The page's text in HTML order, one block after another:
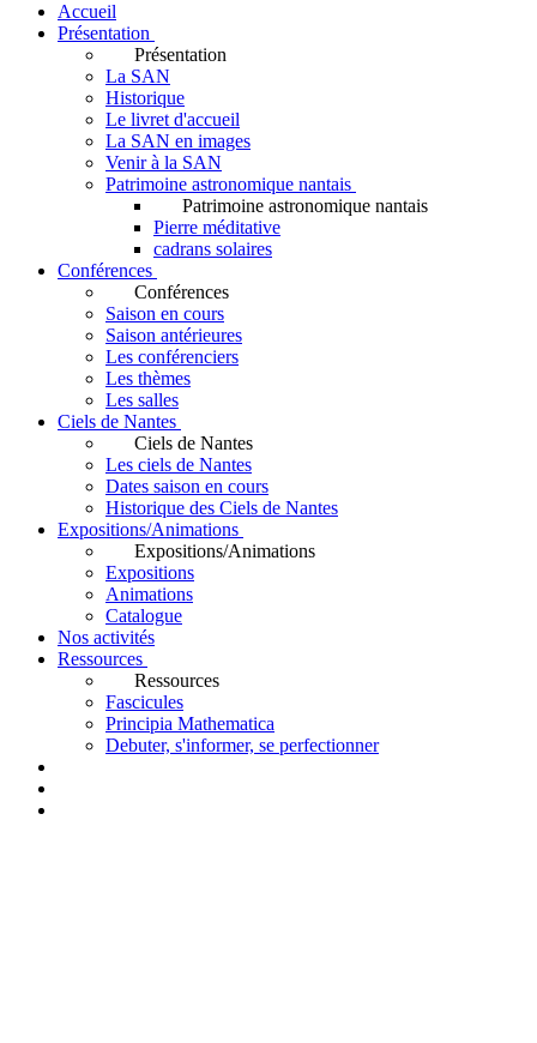
Accueil
Présentation
Présentation
La SAN
Historique
Le livret d'accueil
La SAN en images
Venir à la SAN
Patrimoine astronomique nantais
Patrimoine astronomique nantais
Pierre méditative
cadrans solaires
Conférences
Conférences
Saison en cours
Saison antérieures
Les conférenciers
Les thèmes
Les salles
Ciels de Nantes
Ciels de Nantes
Les ciels de Nantes
Dates saison en cours
Historique des Ciels de Nantes
Expositions/Animations
Expositions/Animations
Expositions
Animations
Catalogue
Nos activités
Ressources
Ressources
Fascicules
Principia Mathematica
Debuter, s'informer, se perfectionner